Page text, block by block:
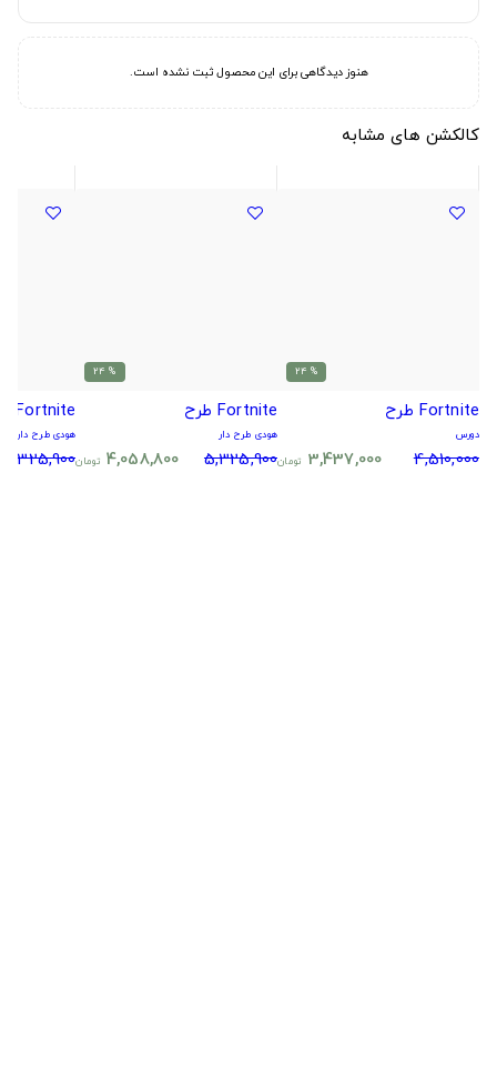
هنوز دیدگاهی برای این محصول ثبت نشده است.
کالکشن های مشابه
% 24
Fortnite طرح
دورس
4,510,000
3,437,000 تومان
% 24
Fortnite طرح
هودی طرح دار
5,325,900
4,058,800 تومان
Fortnite طرح
هودی طرح دار
5,325,900